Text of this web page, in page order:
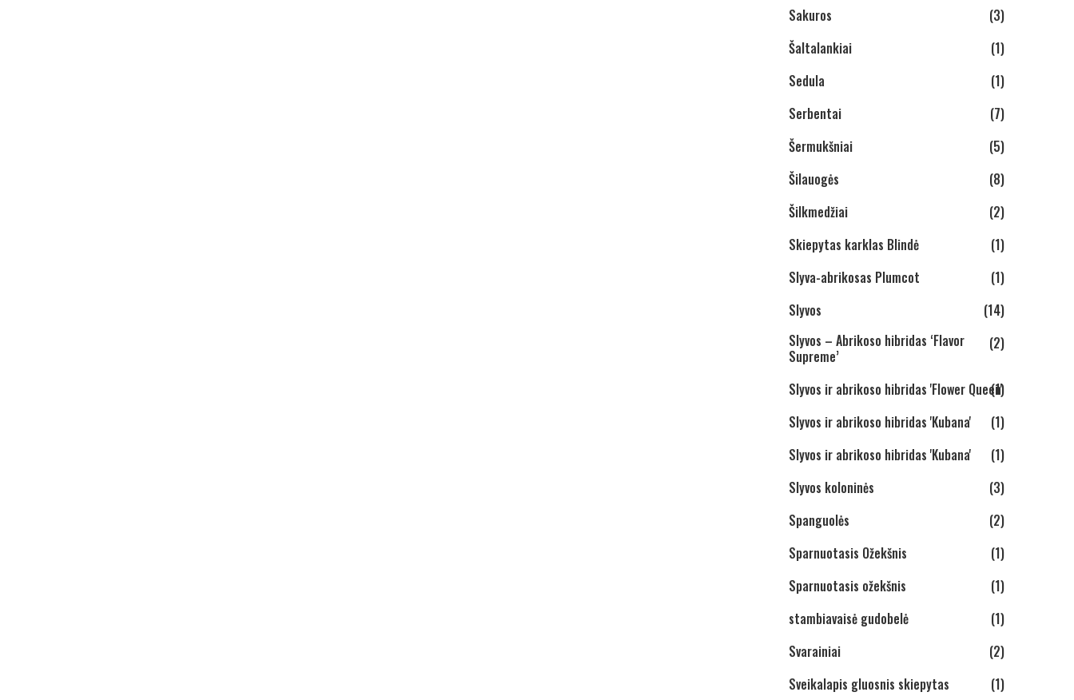
Sakuros
(3)
Šaltalankiai
(1)
Sedula
(1)
Serbentai
(7)
Šermukšniai
(5)
Šilauogės
(8)
Šilkmedžiai
(2)
Skiepytas karklas Blindė
(1)
Slyva-abrikosas Plumcot
(1)
Slyvos
(14)
Slyvos – Abrikoso hibridas ‘Flavor
Supreme’
(2)
Slyvos ir abrikoso hibridas 'Flower Queen'
(1)
Slyvos ir abrikoso hibridas 'Kubana'
(1)
Slyvos ir abrikoso hibridas 'Kubana'
(1)
Slyvos koloninės
(3)
Spanguolės
(2)
Sparnuotasis Ožekšnis
(1)
Sparnuotasis ožekšnis
(1)
stambiavaisė gudobelė
(1)
Svarainiai
(2)
Sveikalapis gluosnis skiepytas
(1)